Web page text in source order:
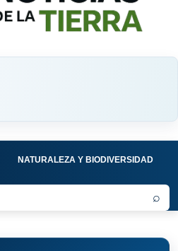
NATURALEZA Y BIODIVERSIDAD
⌕